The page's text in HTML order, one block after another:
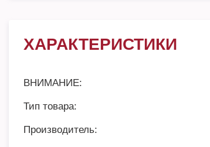
ХАРАКТЕРИСТИКИ
ВНИМАНИЕ:
Тип товара:
Производитель: